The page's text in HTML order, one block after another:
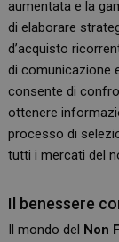
aumentata e la
di elaborare
d’acquisto
di comunicazione
consente di
ottenere
processo di
tutti i mercati del
Il benessere
Il mondo del Non